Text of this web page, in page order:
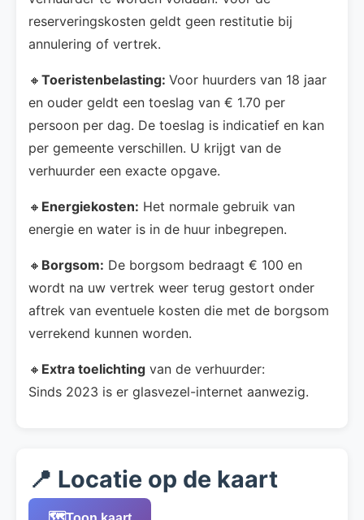
reserveringskosten geldt geen restitutie bij
annulering of vertrek.
🔸 Toeristenbelasting: Voor huurders van 18 jaar
en ouder geldt een toeslag van € 1.70 per
persoon per dag. De toeslag is indicatief en kan
per gemeente verschillen. U krijgt van de
verhuurder een exacte opgave.
🔸 Energiekosten: Het normale gebruik van
energie en water is in de huur inbegrepen.
🔸 Borgsom: De borgsom bedraagt € 100 en
wordt na uw vertrek weer terug gestort onder
aftrek van eventuele kosten die met de borgsom
verrekend kunnen worden.
🔸 Extra toelichting van de verhuurder:
Sinds 2023 is er glasvezel-internet aanwezig.
📍 Locatie op de kaart
🗺️